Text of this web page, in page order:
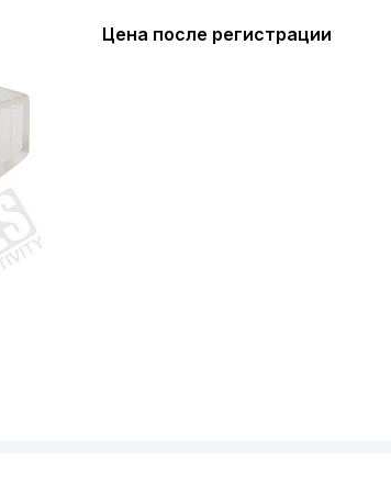
Цена после регистрации